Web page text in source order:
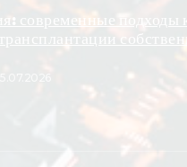
современные подходы
трансплантации